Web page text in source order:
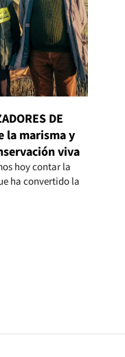
DE
la marisma y
viva
hoy contar la
ha convertido la